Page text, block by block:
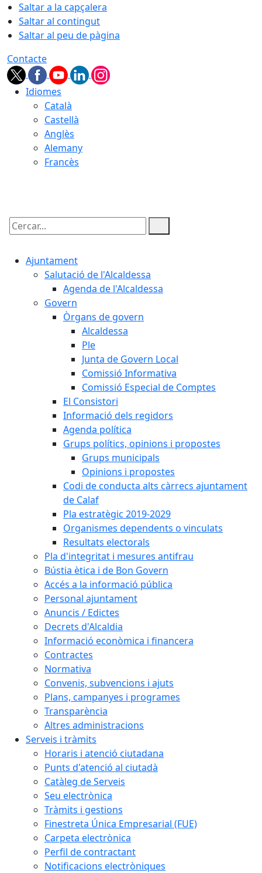
Saltar a la capçalera
Saltar al contingut
Saltar al peu de pàgina
Contacte
Idiomes
Català
Castellà
Anglès
Alemany
Francès
Cercar:
Ajuntament
Salutació de l'Alcaldessa
Agenda de l'Alcaldessa
Govern
Òrgans de govern
Alcaldessa
Ple
Junta de Govern Local
Comissió Informativa
Comissió Especial de Comptes
El Consistori
Informació dels regidors
Agenda política
Grups polítics, opinions i propostes
Grups municipals
Opinions i propostes
Codi de conducta alts càrrecs ajuntament
de Calaf
Pla estratègic 2019-2029
Organismes dependents o vinculats
Resultats electorals
Pla d'integritat i mesures antifrau
Bústia ètica i de Bon Govern
Accés a la informació pública
Personal ajuntament
Anuncis / Edictes
Decrets d'Alcaldia
Informació econòmica i financera
Contractes
Normativa
Convenis, subvencions i ajuts
Plans, campanyes i programes
Transparència
Altres administracions
Serveis i tràmits
Horaris i atenció ciutadana
Punts d'atenció al ciutadà
Catàleg de Serveis
Seu electrònica
Tràmits i gestions
Finestreta Única Empresarial (FUE)
Carpeta electrònica
Perfil de contractant
Notificacions electròniques